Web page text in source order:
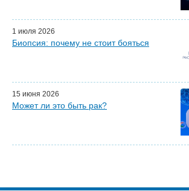
Наши партнеры
1 июля 2026
Биопсия: почему не стоит бояться
15 июня 2026
Может ли это быть рак?